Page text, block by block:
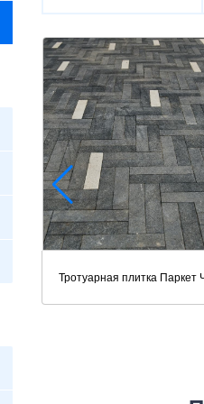
Тротуарная плитка Паркет